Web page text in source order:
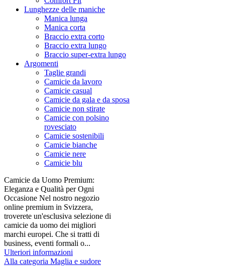
Lunghezze delle maniche
Manica lunga
Manica corta
Braccio extra corto
Braccio extra lungo
Braccio super-extra lungo
Argomenti
Taglie grandi
Camicie da lavoro
Camicie casual
Camicie da gala e da sposa
Camicie non stirate
Camicie con polsino
rovesciato
Camicie sostenibili
Camicie bianche
Camicie nere
Camicie blu
Camicie da Uomo Premium:
Eleganza e Qualità per Ogni
Occasione Nel nostro negozio
online premium in Svizzera,
troverete un'esclusiva selezione di
camicie da uomo dei migliori
marchi europei. Che si tratti di
business, eventi formali o...
Ulteriori informazioni
Alla categoria Maglia e sudore